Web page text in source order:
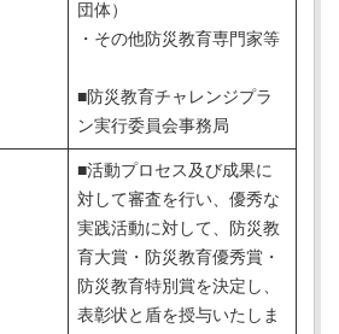
団体）
・その他防災教育専門家等
■防災教育チャレンジプラ
ン実行委員会事務局
■活動プロセス及び成果に
対して審査を行い、優秀な
実践活動に対して、防災教
育大賞・防災教育優秀賞・
防災教育特別賞を決定し、
表彰状と盾を授与いたしま